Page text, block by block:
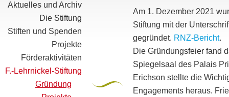
Aktuelles und Archiv
Die Stiftung
Stiften und Spenden
Projekte
Förderaktivitäten
F.-Lehrnickel-Stiftung
Gründung
Am 1. Dezember 2021
Stiftung mit der
gegründet. RNZ-Bericht.
Die Gründungsfeier fand
Spiegelsaal des Palais
Erichson stellte die
Engagements heraus.